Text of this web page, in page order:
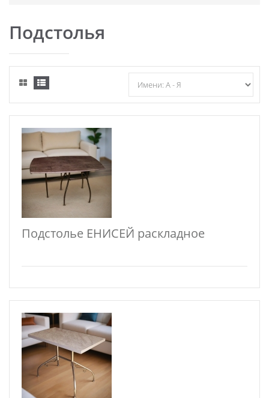
Подстолья
Подстолье ЕНИСЕЙ раскладное